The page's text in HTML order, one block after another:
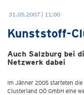
31.05.2007 | 11:00
Kunststoff-
Auch Salzburg bei
Netzwerk dabei
Im Jänner 2005 starteten
Clusterland OÖ GmbH eine